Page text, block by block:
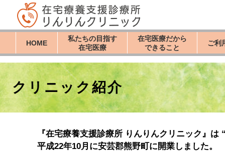
HOME
私たちの目指す
在宅医療
在宅医療だから
できること
ご利
クリニック紹介
『在宅療養支援診療所 りんりんクリニック』
平成22年10月に安芸郡熊野町に開業しました。